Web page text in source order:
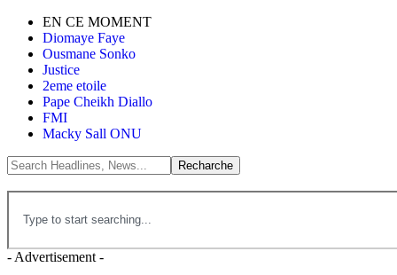
EN CE MOMENT
Diomaye Faye
Ousmane Sonko
Justice
2eme etoile
Pape Cheikh Diallo
FMI
Macky Sall ONU
- Advertisement -